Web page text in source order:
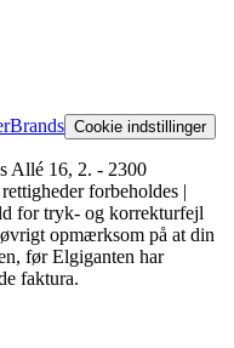
Brands Cookie indstillinger
Allé 16, 2. - 2300
forbeholdes |
for tryk- og korrekturfejl
opmærksom på at din
før Elgiganten har
faktura.